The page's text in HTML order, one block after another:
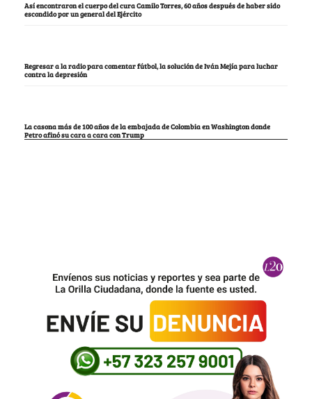
Así encontraron el cuerpo del cura Camilo Torres, 60 años después de haber sido
escondido por un general del Ejército
Regresar a la radio para comentar fútbol, la solución de Iván Mejía para luchar
contra la depresión
La casona más de 100 años de la embajada de Colombia en Washington donde
Petro afinó su cara a cara con Trump